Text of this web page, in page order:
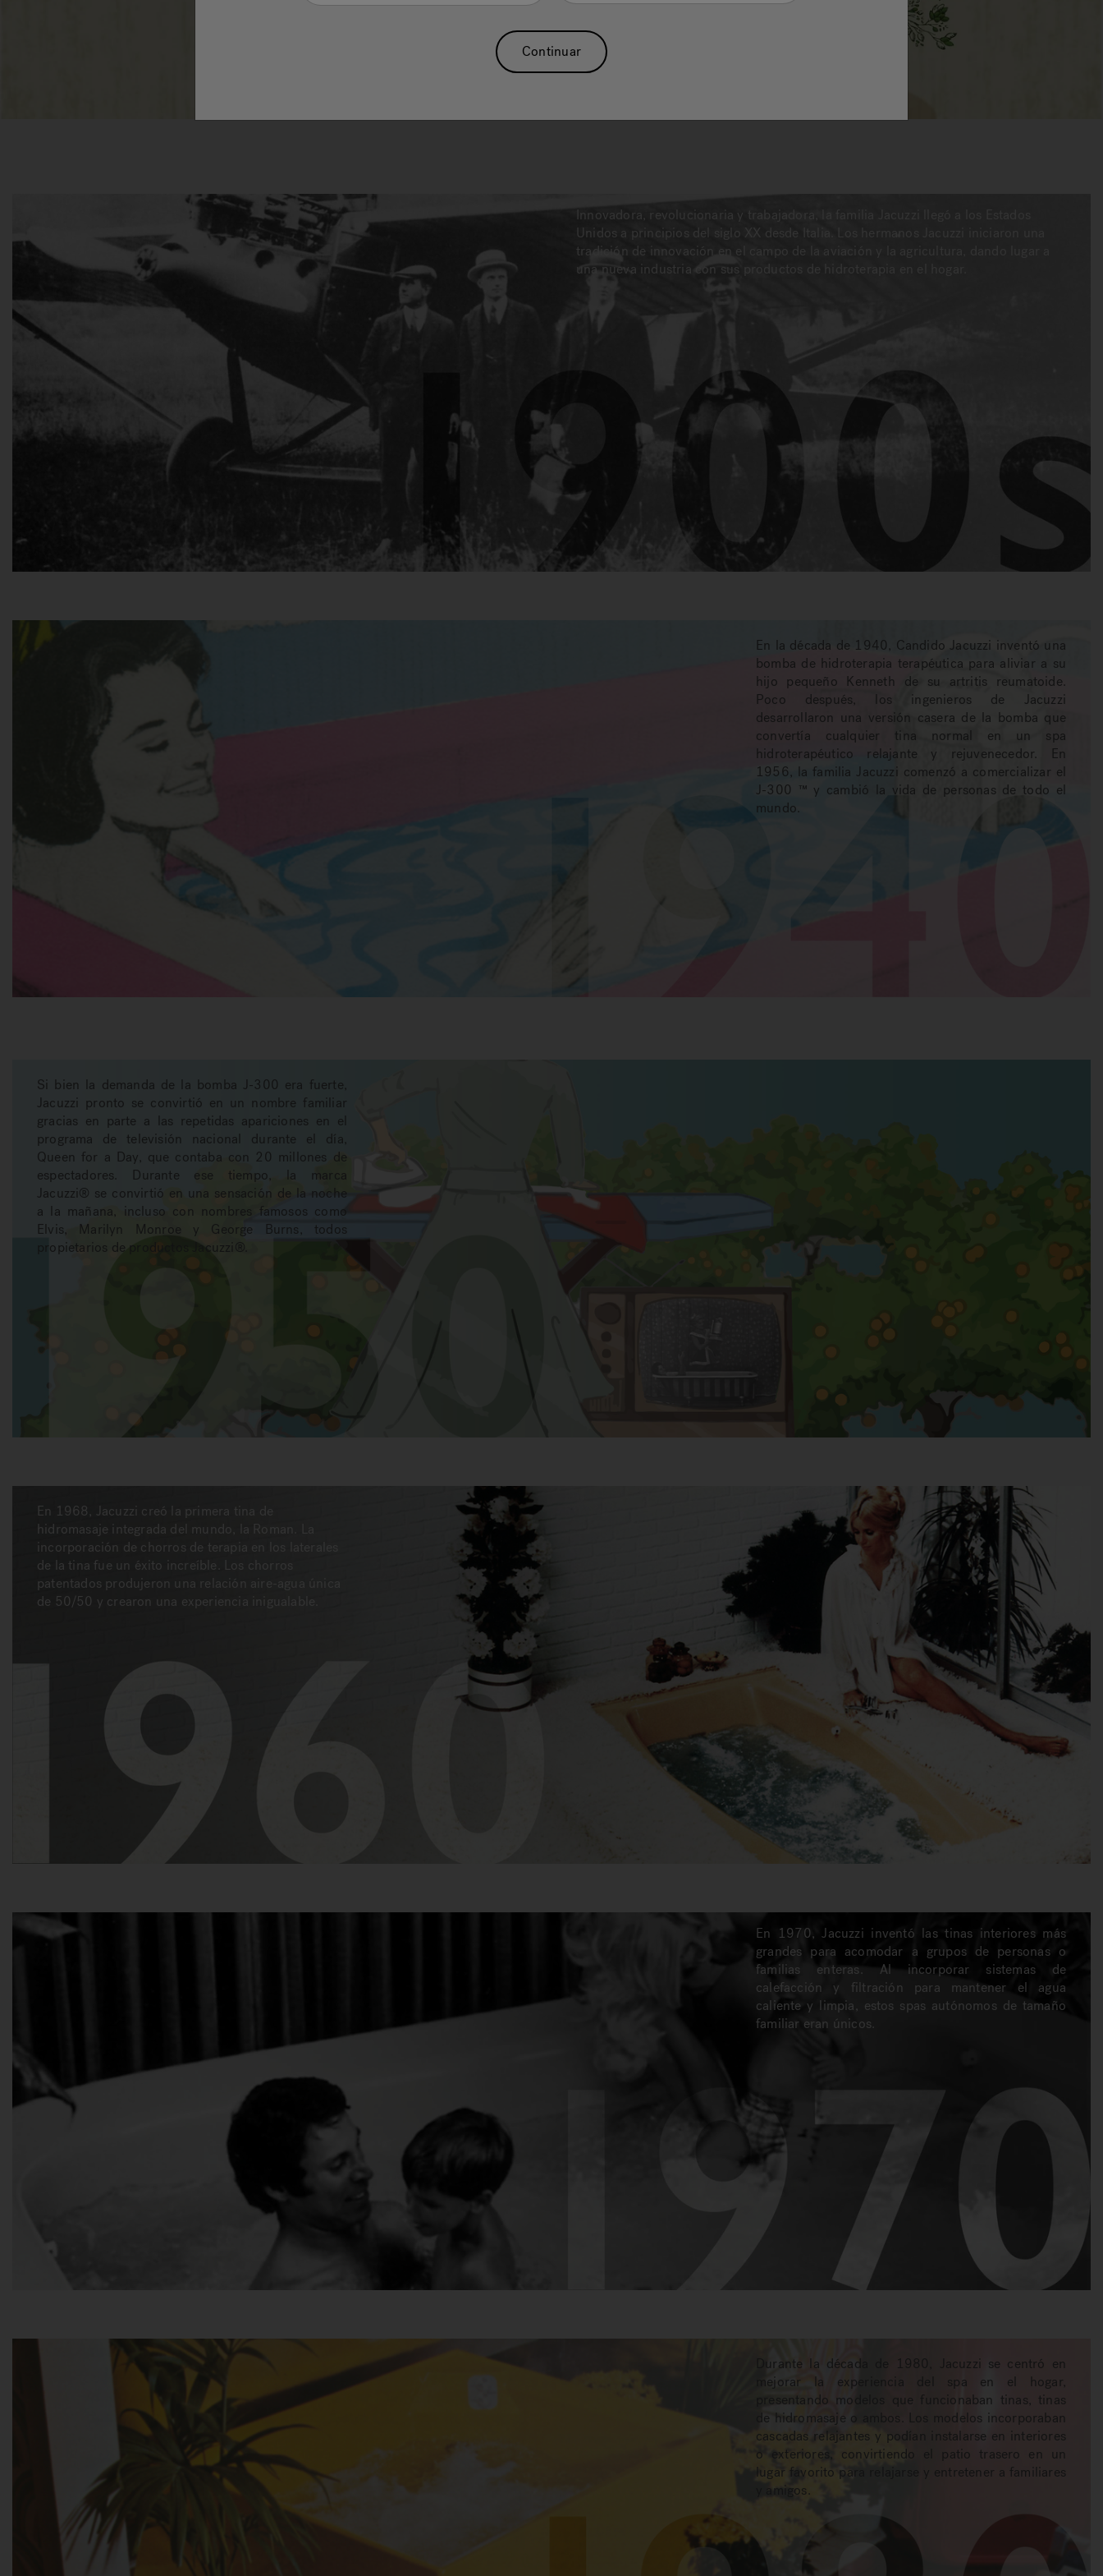
Innovadora, revolucionaria y trabajadora, la familia Jacuzzi llegó a los Estados
Unidos a principios del siglo XX desde Italia. Los hermanos Jacuzzi iniciaron una
tradición de innovación en el campo de la aviación y la agricultura, dando lugar a
una nueva industria con sus productos de hidroterapia en el hogar.
En la década de 1940, Candido Jacuzzi inventó una
bomba de hidroterapia terapéutica para aliviar a su
hijo pequeño Kenneth de su artritis reumatoide.
Poco después, los ingenieros de Jacuzzi
desarrollaron una versión casera de la bomba que
convertía cualquier tina normal en un spa
hidroterapéutico relajante y rejuvenecedor. En
1956, la familia Jacuzzi comenzó a comercializar el
J-300 ™ y cambió la vida de personas de todo el
mundo.
Si bien la demanda de la bomba J-300 era fuerte,
Jacuzzi pronto se convirtió en un nombre familiar
gracias en parte a las repetidas apariciones en el
programa de televisión nacional durante el día,
Queen for a Day, que contaba con 20 millones de
espectadores. Durante ese tiempo, la marca
Jacuzzi® se convirtió en una sensación de la noche
a la mañana, incluso con nombres famosos como
Elvis, Marilyn Monroe y George Burns, todos
propietarios de productos Jacuzzi®.
En 1968, Jacuzzi creó la primera tina de
hidromasaje integrada del mundo, la Roman. La
incorporación de chorros de terapia en los laterales
de la tina fue un éxito increíble. Los chorros
patentados produjeron una relación aire-agua única
de 50/50 y crearon una experiencia inigualable.
En 1970, Jacuzzi inventó las tinas interiores más
grandes para acomodar a grupos de personas o
familias enteras. Al incorporar sistemas de
calefacción y filtración para mantener el agua
caliente y limpia, estos spas autónomos de tamaño
familiar eran únicos.
Durante la década de 1980, Jacuzzi se centró en
mejorar la experiencia del spa en el hogar,
presentando modelos que funcionaban tinas, tinas
de hidromasaje o ambos. Los modelos incorporaban
cascadas relajantes y podían instalarse en interiores
o exteriores, convirtiendo el patio trasero en un
lugar favorito para relajarse y entretener a familiares
y amigos.
Continuar